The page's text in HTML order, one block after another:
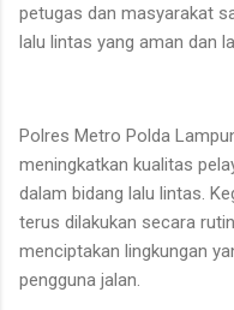
petugas dan masyarakat
lalu lintas yang aman dan
Polres Metro Polda
meningkatkan kualitas
dalam bidang lalu lintas.
terus dilakukan secara
menciptakan lingkungan
pengguna jalan.